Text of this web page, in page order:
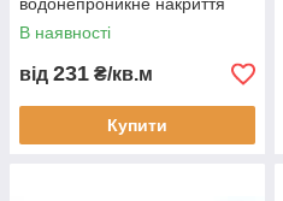
для бізнесу складського
зберігання
В наявності
від 231 ₴/кв.м
Купити